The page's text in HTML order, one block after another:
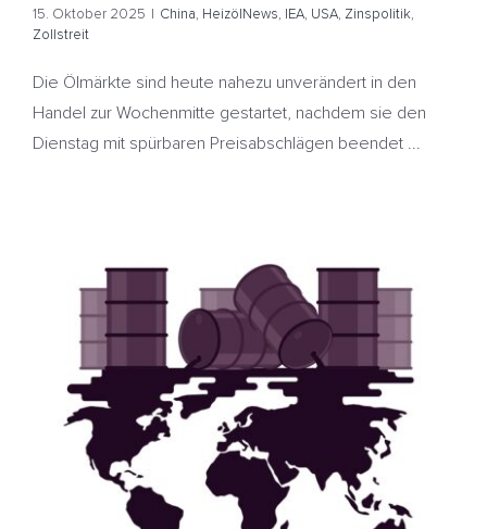
15. Oktober 2025 | China, HeizölNews, IEA, USA, Zinspolitik,
Zollstreit
Die Ölmärkte sind heute nahezu unverändert in den
Handel zur Wochenmitte gestartet, nachdem sie den
Dienstag mit spürbaren Preisabschlägen beendet ...
Sorge vor Ölschwemme drückt Preise – Spannungen
zwischen NATO und Russland – Heizöl deutlich
günstiger
HeizölNews NATO OPEC Polen Russland